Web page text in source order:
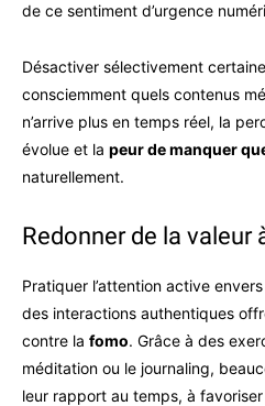
de ce sentiment d’urgence
Désactiver sélectivement
consciemment quels contenus
n’arrive plus en temps réel, la
évolue et la peur de manquer
naturellement.
Redonner de la valeur
Pratiquer l’attention active
des interactions authentiques
contre la fomo. Grâce à des
méditation ou le journaling,
leur rapport au temps, à